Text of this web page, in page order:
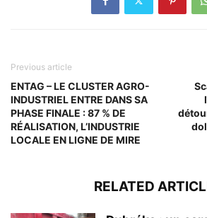
Previous article
ENTAG – LE CLUSTER AGRO-
INDUSTRIEL ENTRE DANS SA
PHASE FINALE : 87 % DE
RÉALISATION, L’INDUSTRIE
LOCALE EN LIGNE DE MIRE
RELATED